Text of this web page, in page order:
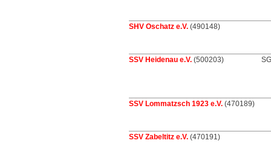
SHV Oschatz e.V. (490148)
SSV Heidenau e.V. (500203)
SSV Lommatzsch 1923 e.V. (470189)
SSV Zabeltitz e.V. (470191)